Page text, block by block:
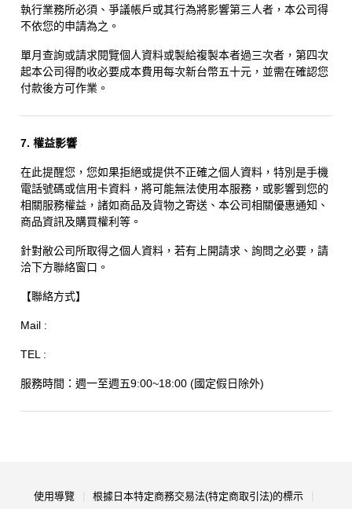
執行業務所必須、爭議帳戶或其行為將影響第三人者，本公司得
不依您的申請為之。
單月查詢或請求閱覽個人資料或製給複製本者過三次者，第四次
起本公司得酌收必要成本費用每次新台幣五十元，並需在確認您
付款後方可作業。
7. 權益影響
在此提醒您，您如果拒絕或提供不正確之個人資料，特別是手機
電話號碼或信用卡資料，將可能無法使用本服務，或影響到您的
相關服務權益，諸如商品及貨物之寄送、本公司相關優惠通知、
商品資訊及購買權利等。
針對敝公司所取得之個人資料，若有上開請求、詢問之必要，請
洽下方聯絡窗口。
【聯絡方式】
Mail :
TEL :
服務時間：週一至週五9:00~18:00 (國定假日除外)
使用導覽 根據日本特定商務交易法(特定商取引法)的標示